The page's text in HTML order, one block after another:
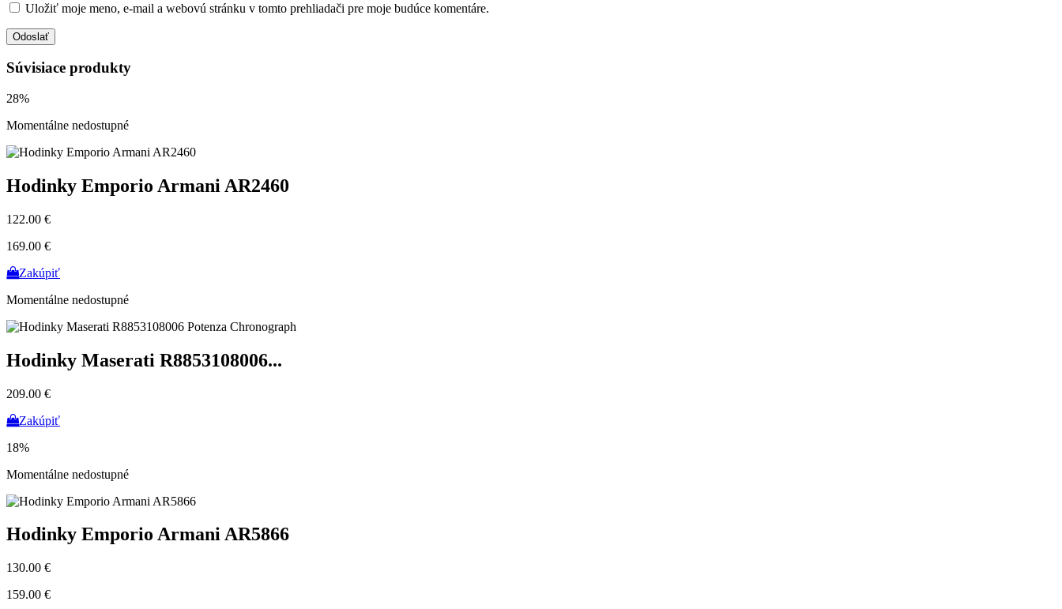
Uložiť moje meno, e-mail a webovú stránku v tomto prehliadači pre moje budúce komentáre.
Súvisiace produkty
28%
Momentálne nedostupné
Hodinky Emporio Armani AR2460
122.00 €
169.00 €
Zakúpiť
Momentálne nedostupné
Hodinky Maserati R8853108006...
209.00 €
Zakúpiť
18%
Momentálne nedostupné
Hodinky Emporio Armani AR5866
130.00 €
159.00 €